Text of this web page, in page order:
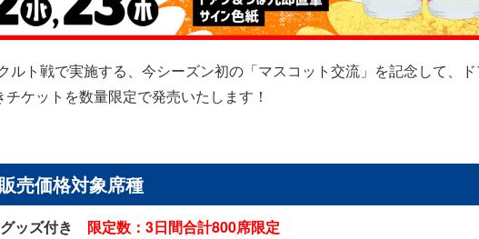
ルト戦で実施する、今シーズン初の「マスコット交流」を記念して、
ケットを数量限定で発売いたします！
売価格対象席種
ッズ付き 限定数：3日間合計800席限定